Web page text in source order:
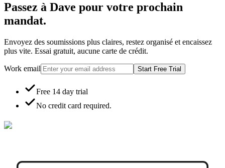
Passez à Dave pour votre prochain
mandat.
Envoyez des soumissions plus claires, restez organisé et encaissez
plus vite. Essai gratuit, aucune carte de crédit.
Work email Start Free Trial
Free 14 day trial
No credit card required.